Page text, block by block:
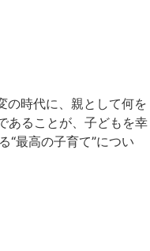
の時代に、親として何を
あることが、子どもを幸
最高の子育て”につい